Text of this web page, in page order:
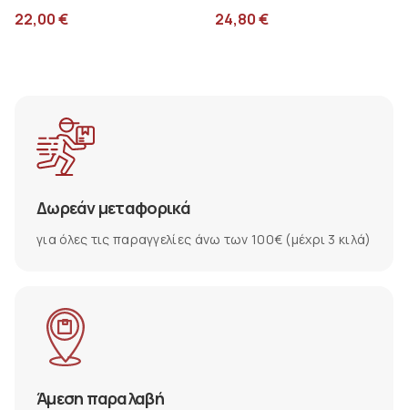
22,00€ 24,80€
Δωρεάν μεταφορικά
για όλες τις παραγγελίες άνω των 100€ (μέχρι 3 κιλά)
Άμεση παραλαβή